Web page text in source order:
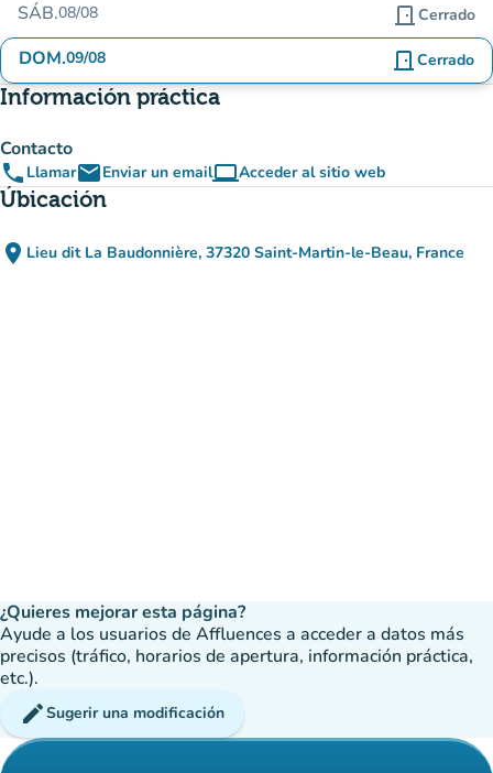
SÁB.08/08 door_front Cerrado
DOM.09/08 door_front Cerrado
Información práctica
Contacto
phone LlamaremailEnviar un emailcomputerAcceder al sitio web
(nueva pestaña)
Úbicación
place Lieu dit La Baudonnière, 37320 Saint-Martin-le-Beau, France
(abrir en Google Maps)
(nueva pestaña)
¿Quieres mejorar esta página?
Ayude a los usuarios de Affluences a acceder a datos más
precisos (tráfico, horarios de apertura, información práctica,
etc.).
editSugerir una modificación